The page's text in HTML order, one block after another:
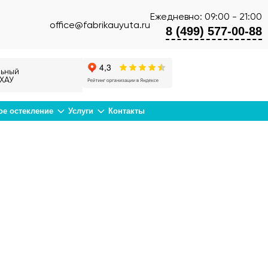
office@fabrikauyuta.ru
Ежедневно: 09:00 - 21:00
8 (499) 577-00-88
остекление Услуги Контакты